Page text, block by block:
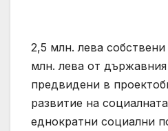
2,5 млн. лева
млн. лева от
предвидени в
развитие на
еднократни социални